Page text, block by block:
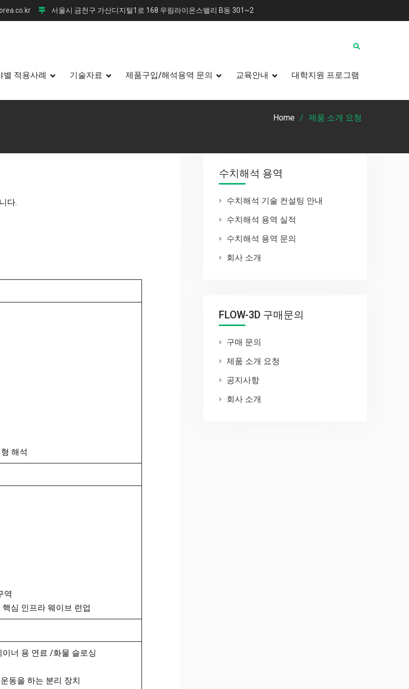
서울시 금천구 가산디지털1로 168 우림라이온스밸리 B동 301~2
별 적용사례 기술자료 제품구입/해석용역 문의 교육안내 대학지원 프로그램
Home 제품 소개 요청
다.
해석
역
심 인프라 웨이브 런업
너 용 연료 /화물 슬로싱
동을 하는 분리 장치
수치해석 용역
수치해석 기술 컨설팅 안내
수치해석 용역 실적
수치해석 용역 문의
회사 소개
FLOW-3D 구매문의
구매 문의
제품 소개 요청
공지사항
회사 소개